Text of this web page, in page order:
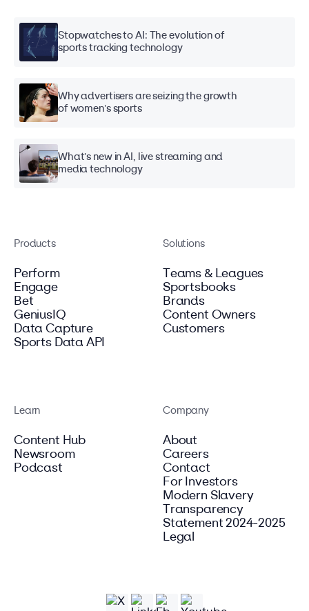
Stopwatches to AI: The evolution of
sports tracking technology
Why advertisers are seizing the growth
of women's sports
What's new in AI, live streaming and
media technology
Products
Perform
Engage
Bet
GeniusIQ
Data Capture
Sports Data API
Solutions
Teams & Leagues
Sportsbooks
Brands
Content Owners
Customers
Learn
Content Hub
Newsroom
Podcast
Company
About
Careers
Contact
For Investors
Modern Slavery
Transparency
Statement 2024-2025
Legal